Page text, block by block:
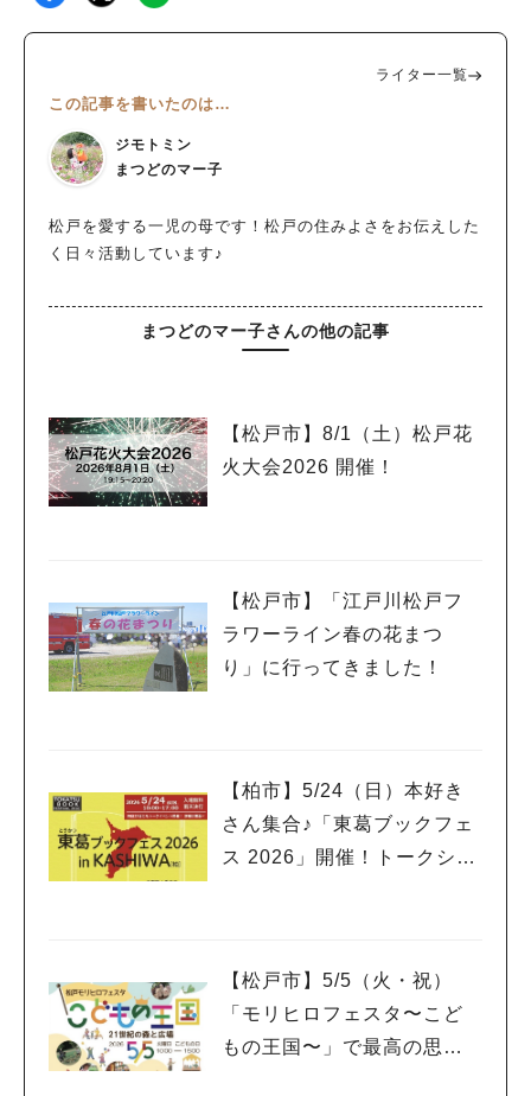
ライター一覧
この記事を書いたのは…
ジモトミン
まつどのマー子
松戸を愛する一児の母です！松戸の住みよさをお伝えした
く日々活動しています♪
まつどのマー子さんの他の記事
【松戸市】8/1（土）松戸花
火大会2026 開催！
【松戸市】「江戸川松戸フ
ラワーライン春の花まつ
り」に行ってきました！
【柏市】5/24（日）本好き
さん集合♪「東葛ブックフェ
ス 2026」開催！トークショ
【松戸市】5/5（火・祝）
「モリヒロフェスタ〜こど
もの王国〜」で最高の思い